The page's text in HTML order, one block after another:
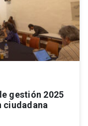
gestión 2025